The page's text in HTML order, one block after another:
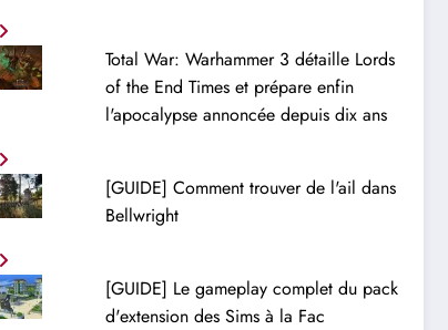
Total War: Warhammer 3 détaille Lords
of the End Times et prépare enfin
l'apocalypse annoncée depuis dix ans
[GUIDE] Comment trouver de l'ail dans
Bellwright
[GUIDE] Le gameplay complet du pack
d'extension des Sims à la Fac